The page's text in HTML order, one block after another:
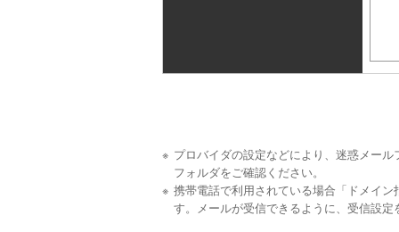
プロバイダの設定などにより、迷惑メー
フォルダをご確認ください。
携帯電話で利用されている場合「ドメイ
す。メールが受信できるように、受信設定